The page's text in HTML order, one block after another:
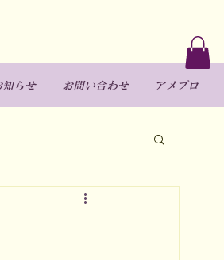
知らせ お問い合わせ アメブロ